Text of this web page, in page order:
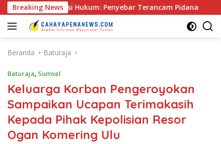
Langsung
ke
konten
Breaking News
Hukum: Penyebar Terancam Pidana Rapat Pra
Beranda Baturaja
Baturaja, Sumsel
Keluarga Korban Pengeroyokan
Sampaikan Ucapan Terimakasih
Kepada Pihak Kepolisian Resor
Ogan Komering Ulu